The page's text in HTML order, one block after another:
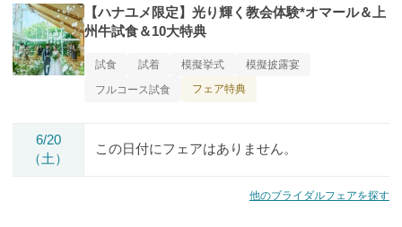
【ハナユメ限定】光り輝く教会体験*オマール＆上
州牛試食＆10大特典
試食 試着 模擬挙式
模擬披露宴
フルコース試食
フェア特典
6/20
（土）
この日付にフェアはありません。
他のブライダルフェアを探す